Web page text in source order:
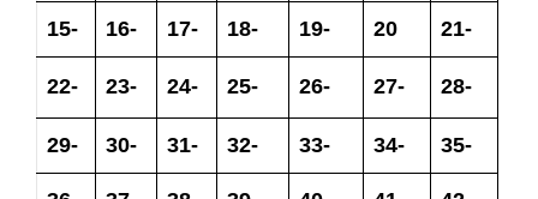
15- 16- 17- 18- 19- 20 21-
22- 23- 24- 25- 26- 27- 28-
29- 30- 31- 32- 33- 34- 35-